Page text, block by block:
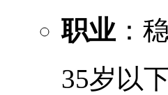
职业：
35岁以